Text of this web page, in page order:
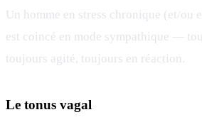
Un homme en stress chronique (et/ou
est coincé en mode sympathique —
toujours agité, toujours en réaction.
Le tonus vagal